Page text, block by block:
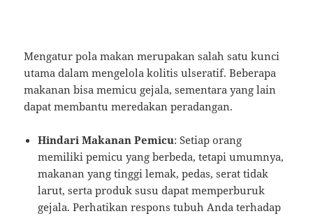
Mengatur pola makan merupakan salah satu kunci
utama dalam mengelola kolitis ulseratif. Beberapa
makanan bisa memicu gejala, sementara yang lain
dapat membantu meredakan peradangan.
Hindari Makanan Pemicu: Setiap orang
memiliki pemicu yang berbeda, tetapi umumnya,
makanan yang tinggi lemak, pedas, serat tidak
larut, serta produk susu dapat memperburuk
gejala. Perhatikan respons tubuh Anda terhadap